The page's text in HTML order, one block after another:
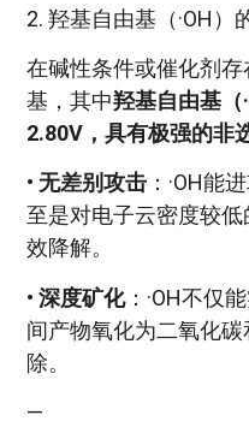
2. 羟基自由基（·OH）
在碱性条件或催化剂
基，其中羟基自由基（
2.80V，具有极强的非
• 无差别攻击 ：·OH能
至是对电子云密度较
效降解。
• 深度矿化：·OH不仅
间产物氧化为二氧化
除。
—